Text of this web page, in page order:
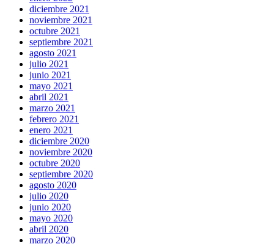
diciembre 2021
noviembre 2021
octubre 2021
septiembre 2021
agosto 2021
julio 2021
junio 2021
mayo 2021
abril 2021
marzo 2021
febrero 2021
enero 2021
diciembre 2020
noviembre 2020
octubre 2020
septiembre 2020
agosto 2020
julio 2020
junio 2020
mayo 2020
abril 2020
marzo 2020